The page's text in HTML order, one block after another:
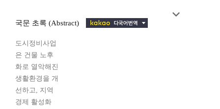
국문 초록 (Abstract)
도시정비사업
은 건물 노후
화로 열악해진
생활환경을 개
선하고, 지역
경제 활성화